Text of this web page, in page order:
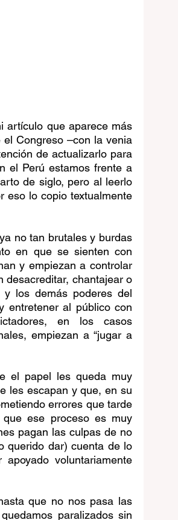
artículo que aparece más
Congreso –con la venia
de actualizarlo para
el Perú estamos frente a
de siglo, pero al leerlo
eso lo copio textualmente
no tan brutales y burdas
en que se sienten con
y empiezan a controlar
desacreditar, chantajear o
y los demás poderes del
entretener al público con
en los casos
empiezan a “jugar a
el papel les queda muy
les escapan y que, en su
errores que tarde
ese proceso es muy
pagan las culpas de no
querido dar) cuenta de lo
voluntariamente
que no nos pasa las
paralizados sin